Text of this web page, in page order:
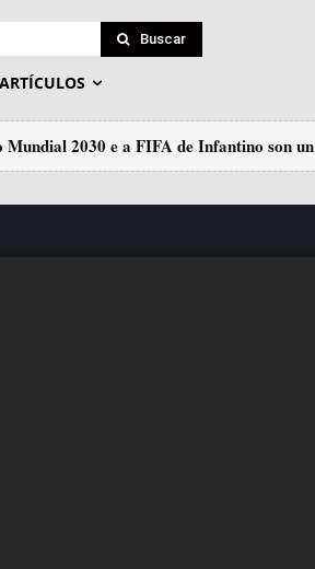
Buscar
ARTÍCULOS
2030 e a FIFA de Infantino son un